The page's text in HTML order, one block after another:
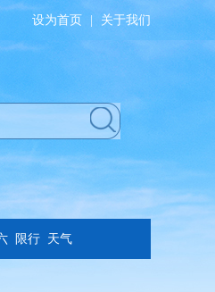
设为首页 关于我们